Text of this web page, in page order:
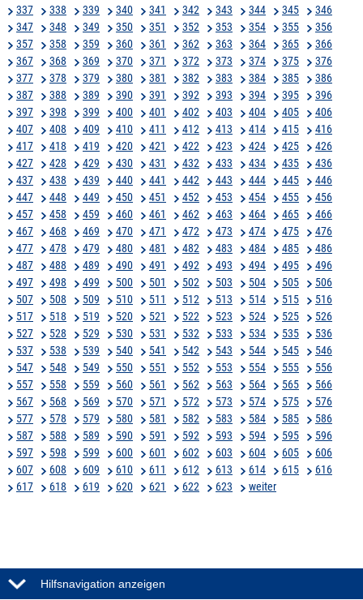
337
338 339 340 341 342 343 344 345
346
347
348 349 350 351 352 353 354 355
356
357
358 359 360 361 362 363 364 365
366
367
368 369 370 371 372 373 374 375
376
377
378 379 380 381 382 383 384 385
386
387
388 389 390 391 392 393 394 395
396
397
398 399 400 401 402 403 404 405
406
407
408 409 410 411 412 413 414 415
416
417
418 419 420 421 422 423 424 425
426
427
428 429 430 431 432 433 434 435
436
437
438 439 440 441 442 443 444 445
446
447
448 449 450 451 452 453 454 455
456
457
458 459 460 461 462 463 464 465
466
467
468 469 470 471 472 473 474 475
476
477
478 479 480 481 482 483 484 485
486
487
488 489 490 491 492 493 494 495
496
497
498 499 500 501 502 503 504 505
506
507
508 509 510 511 512 513 514 515
516
517
518 519 520 521 522 523 524 525
526
527
528 529 530 531 532 533 534 535
536
537
538 539 540 541 542 543 544 545
546
547
548 549 550 551 552 553 554 555
556
557
558 559 560 561 562 563 564 565
566
567
568 569 570 571 572 573 574 575
576
577
578 579 580 581 582 583 584 585
586
587
588 589 590 591 592 593 594 595
596
597
598 599 600 601 602 603 604 605
606
607
608 609 610 611 612 613 614 615
616
617
618 619 620 621 622 623 weiter
Hilfsnavigation anzeigen